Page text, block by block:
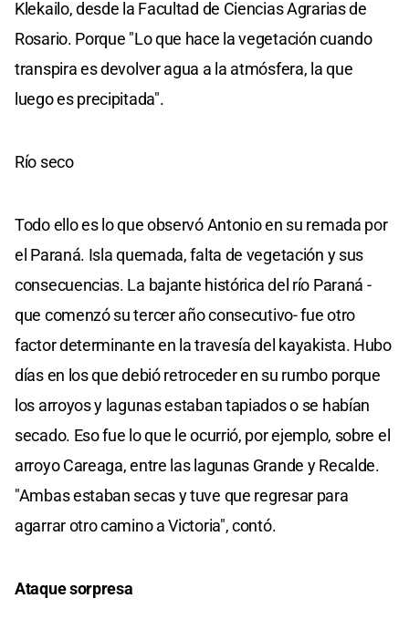
Klekailo, desde la Facultad de Ciencias Agrarias de
Rosario. Porque "Lo que hace la vegetación cuando
transpira es devolver agua a la atmósfera, la que
luego es precipitada".
Río seco
Todo ello es lo que observó Antonio en su remada por
el Paraná. Isla quemada, falta de vegetación y sus
consecuencias. La bajante histórica del río Paraná -
que comenzó su tercer año consecutivo- fue otro
factor determinante en la travesía del kayakista. Hubo
días en los que debió retroceder en su rumbo porque
los arroyos y lagunas estaban tapiados o se habían
secado. Eso fue lo que le ocurrió, por ejemplo, sobre el
arroyo Careaga, entre las lagunas Grande y Recalde.
"Ambas estaban secas y tuve que regresar para
agarrar otro camino a Victoria", contó.
Ataque sorpresa